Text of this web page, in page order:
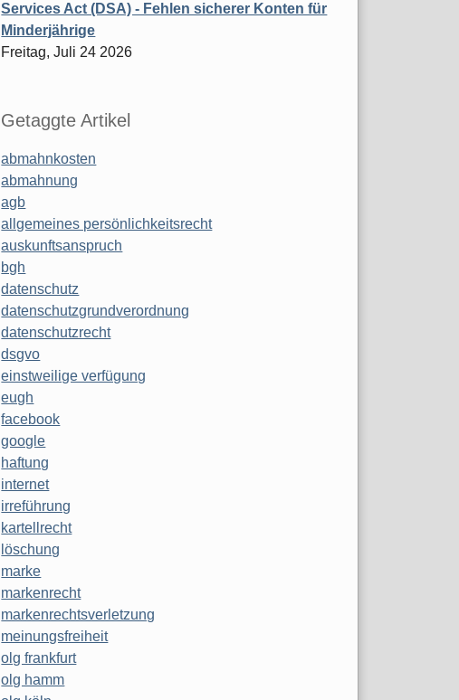
Services Act (DSA) - Fehlen sicherer Konten für
Minderjährige
Freitag, Juli 24 2026
Getaggte Artikel
abmahnkosten
abmahnung
agb
allgemeines persönlichkeitsrecht
auskunftsanspruch
bgh
datenschutz
datenschutzgrundverordnung
datenschutzrecht
dsgvo
einstweilige verfügung
eugh
facebook
google
haftung
internet
irreführung
kartellrecht
löschung
marke
markenrecht
markenrechtsverletzung
meinungsfreiheit
olg frankfurt
olg hamm